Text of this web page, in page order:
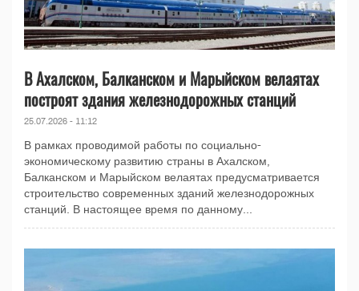
В Ахалском, Балканском и Марыйском велаятах
построят здания железнодорожных станций
25.07.2026 - 11:12
В рамках проводимой работы по социально-
экономическому развитию страны в Ахалском,
Балканском и Марыйском велаятах предусматривается
строительство современных зданий железнодорожных
станций. В настоящее время по данному...